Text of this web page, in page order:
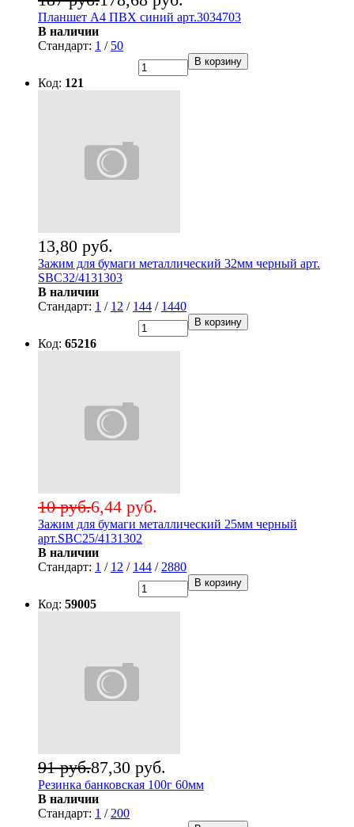
Планшет А4 ПВХ синий арт.3034703
В наличии
Стандарт: 1 / 50
В корзину
Код: 121
13,80 руб.
Зажим для бумаги металлический 32мм черный арт.
SBC32/4131303
В наличии
Стандарт: 1 / 12 / 144 / 1440
В корзину
Код: 65216
6,44 руб.
10 руб.
Зажим для бумаги металлический 25мм черный
арт.SBC25/4131302
В наличии
Стандарт: 1 / 12 / 144 / 2880
В корзину
Код: 59005
87,30 руб.
91 руб.
Резинка банковская 100г 60мм
В наличии
Стандарт: 1 / 200